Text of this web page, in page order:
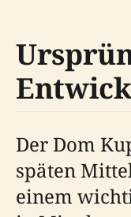
Der Dom
späten
einem